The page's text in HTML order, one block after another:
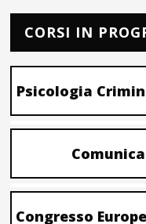
CORSI IN
Psicologia
Congresso